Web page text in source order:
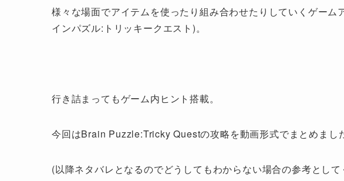
様々な場面でアイテムを使ったり組み合わせたりしていくゲー
インパズル:トリッキークエスト)。
行き詰まってもゲーム内ヒント搭載。
今回はBrain Puzzle:Tricky Questの攻略を動画形式でまとめました
(以降ネタバレとなるのでどうしてもわからない場合の参考として